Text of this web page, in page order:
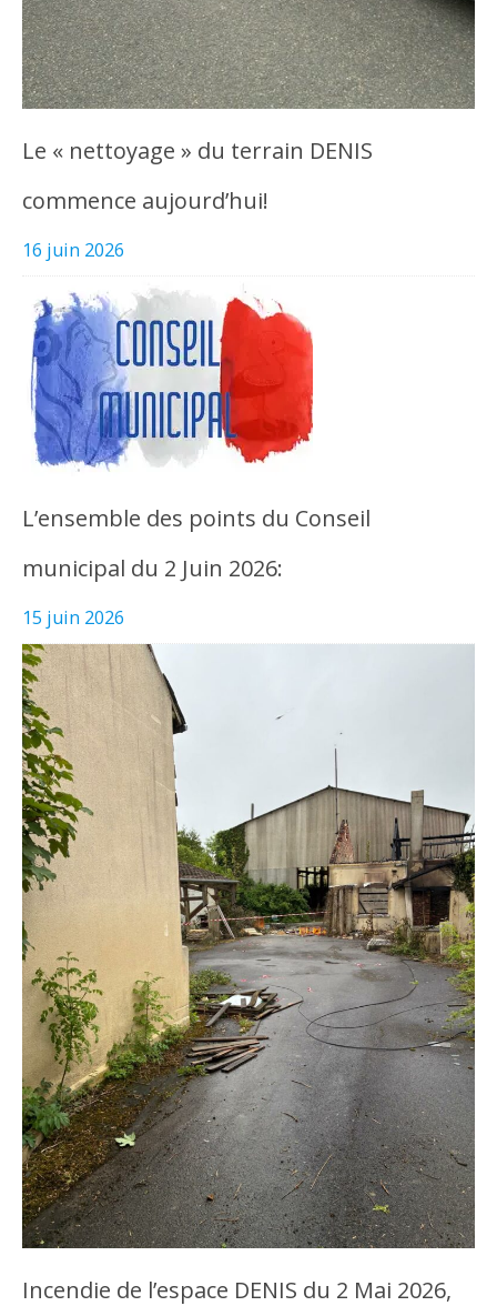
Le « nettoyage » du terrain DENIS
commence aujourd’hui!
16 juin 2026
L’ensemble des points du Conseil
municipal du 2 Juin 2026:
15 juin 2026
Incendie de l’espace DENIS du 2 Mai 2026,